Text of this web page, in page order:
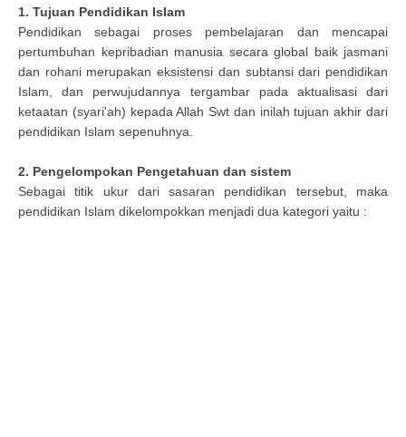
1. Tujuan Pendidikan Islam
Pendidikan sebagai proses pembelajaran dan mencapai
pertumbuhan kepribadian manusia secara global baik jasmani
dan rohani merupakan eksistensi dan subtansi dari pendidikan
Islam, dan perwujudannya tergambar pada aktualisasi dari
ketaatan (syari'ah) kepada Allah Swt dan inilah tujuan akhir dari
pendidikan Islam sepenuhnya.
2. Pengelompokan Pengetahuan dan sistem
Sebagai titik ukur dari sasaran pendidikan tersebut, maka
pendidikan Islam dikelompokkan menjadi dua kategori yaitu :